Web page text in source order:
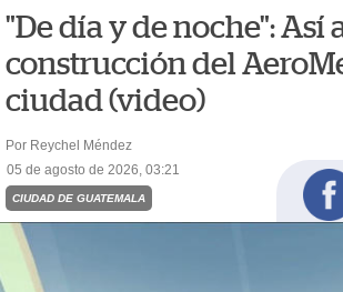
"De día y de noche": Así
construcción del
ciudad (video)
Por Reychel Méndez
05 de agosto de 2026, 03:21
CIUDAD DE GUATEMALA